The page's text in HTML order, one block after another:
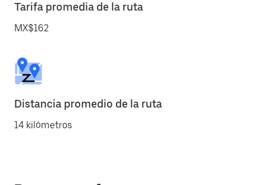
Tarifa promedia de la ruta
MX$162
Distancia promedio de la ruta
14 kilómetros